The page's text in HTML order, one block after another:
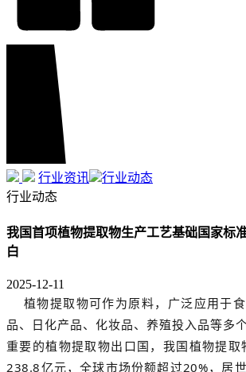
行业资讯
行业动态
行业动态
我国首项植物提取物生产工艺基础国家标
白
2025-12-11
植物提取物可作为原料，广泛应用于
品、日化产品、化妆品、养殖投入品等多
重要的植物提取物出口国，我国植物提
238.8亿元，全球市场份额超过20%，居